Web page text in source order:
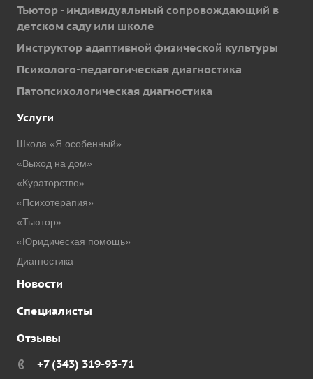
Тьютор - индивидуальный сопровождающий в
детском саду или школе
Инструктор адаптивной физической культуры
Психолого-педагогическая диагностика
Патопсихологическая диагностика
Услуги
Школа «Я особенный»
«Выход на дом»
«Кураторство»
«Психотерапия»
«Тьютор»
«Юридическая помощь»
Диагностика
Новости
Специалисты
Отзывы
+7 (343) 319-93-71